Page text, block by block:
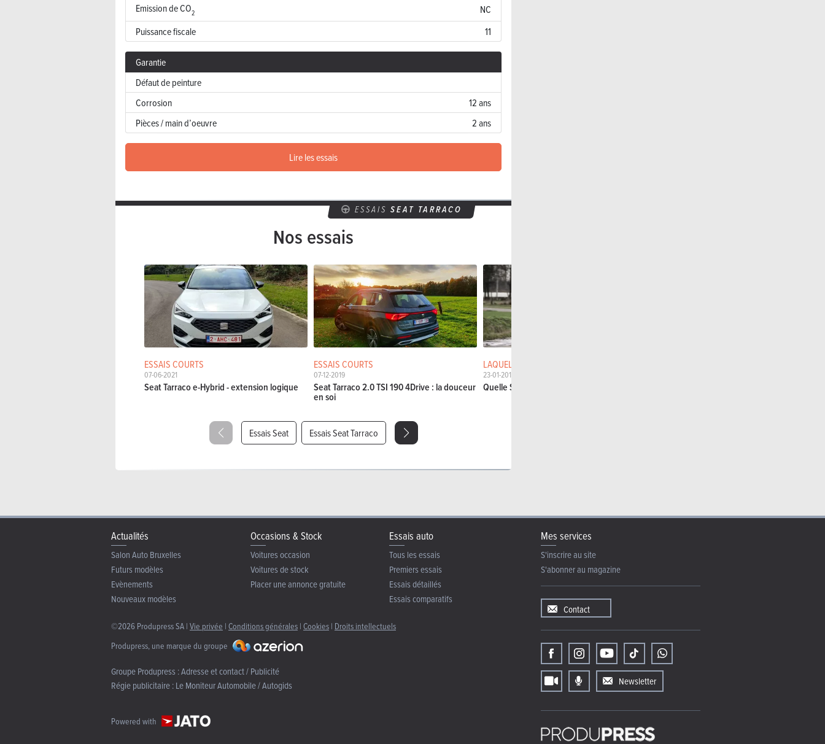
Emission de CO2
NC
Puissance fiscale
11
Garantie
Défaut de peinture
Corrosion
12 ans
Pièces / main d’oeuvre
2 ans
Lire les essais
ESSAISSEAT TARRACO
Nos essais
ESSAIS COURTS
07-06-2021
Seat Tarraco e-Hybrid - extension logique
ESSAIS COURTS
07-12-2019
Seat Tarraco 2.0 TSI 190 4Drive : la douceur
en soi
LAQUELLE CHOISIR?
23-01-2019
Quelle Seat Tarraco choisir?
Essais Seat Essais Seat Tarraco
Actualités
Salon Auto Bruxelles
Futurs modèles
Evènements
Nouveaux modèles
Occasions & Stock
Voitures occasion
Voitures de stock
Placer une annonce gratuite
Essais auto
Tous les essais
Premiers essais
Essais détaillés
Essais comparatifs
©2026 Produpress SA | Vie privée | Conditions générales | Cookies | Droits intellectuels
Produpress, une marque du groupe
Groupe Produpress :Adresse et contact / Publicité
Régie publicitaire :Le Moniteur Automobile / Autogids
Powered with
Mes services
S'inscrire au site
S'abonner au magazine
Contact
Newsletter